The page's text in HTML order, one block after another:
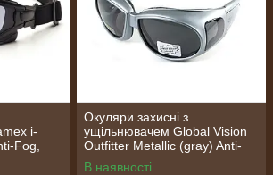
i-
Fog,
Окуляри захисні з
ущільнювачем Global Vision
Outfitter Metallic (gray) Anti-
Fog, чорні в сірій оправі
В наявності